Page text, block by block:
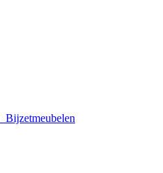
Bijzetmeubelen